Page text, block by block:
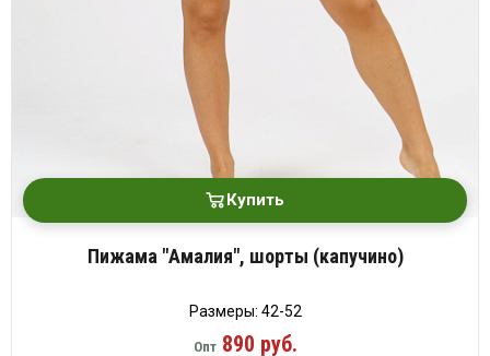
Купить
Пижама "Амалия", шорты (капучино)
Размеры: 42-52
Опт890 руб.